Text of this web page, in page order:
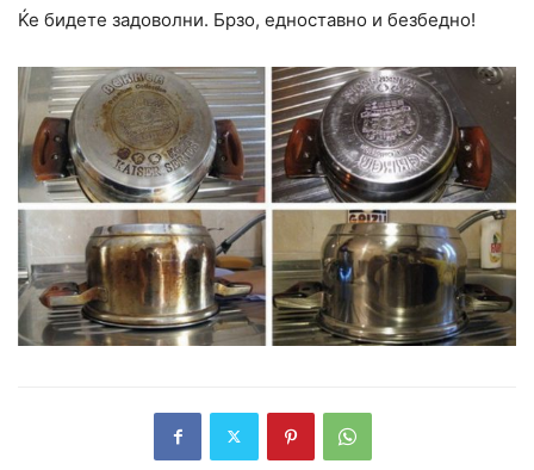
Ќе бидете задоволни. Брзо, едноставно и безбедно!